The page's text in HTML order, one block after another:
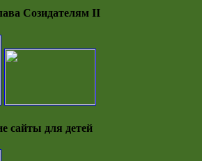
Созидателям II
сайты для детей